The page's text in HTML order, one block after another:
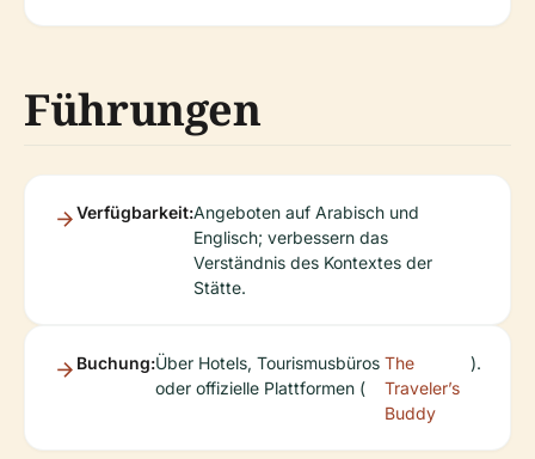
Führungen
Verfügbarkeit:Angeboten auf Arabisch und
Englisch; verbessern das
Verständnis des Kontextes der
Stätte.
Buchung:Über Hotels, Tourismusbüros
oder offizielle Plattformen (
The
Traveler’s
Buddy
).